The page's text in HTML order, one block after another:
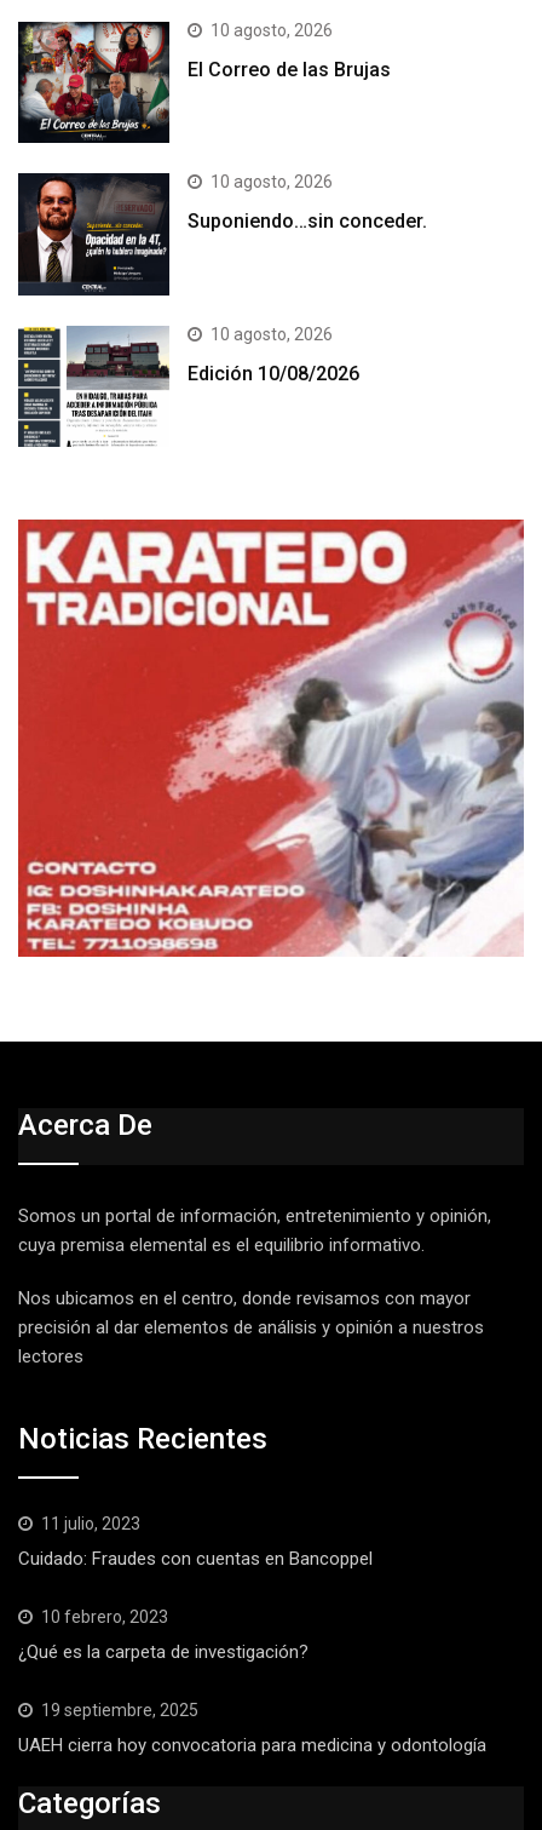
10 agosto, 2026
El Correo de las Brujas
10 agosto, 2026
Suponiendo…sin conceder.
10 agosto, 2026
Edición 10/08/2026
Acerca De
Somos un portal de información, entretenimiento y opinión,
cuya premisa elemental es el equilibrio informativo.
Nos ubicamos en el centro, donde revisamos con mayor
precisión al dar elementos de análisis y opinión a nuestros
lectores
Noticias Recientes
11 julio, 2023
Cuidado: Fraudes con cuentas en Bancoppel
10 febrero, 2023
¿Qué es la carpeta de investigación?
19 septiembre, 2025
UAEH cierra hoy convocatoria para medicina y odontología
Categorías